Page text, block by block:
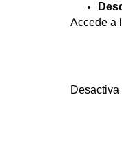
Accede a